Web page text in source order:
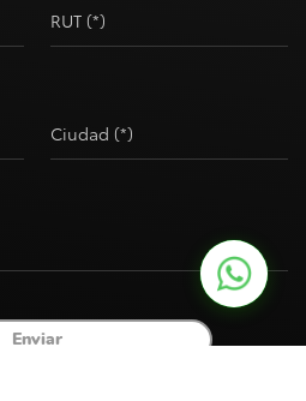
RUT (*)
Ciudad (*)
Enviar